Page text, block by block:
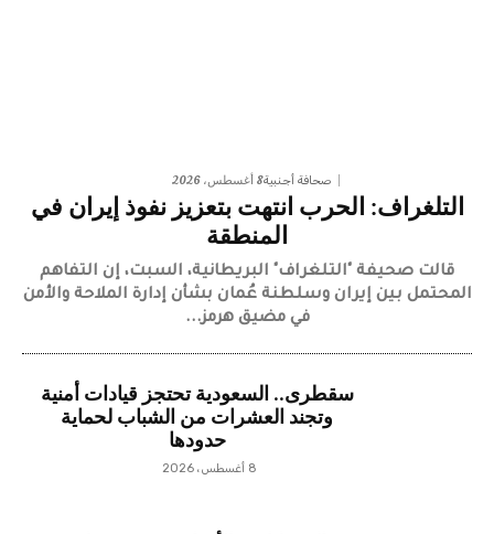
صحافة أجنبية8 أغسطس، 2026
التلغراف: الحرب انتهت بتعزيز نفوذ إيران في
المنطقة
قالت صحيفة "التلغراف" البريطانية، السبت، إن التفاهم
المحتمل بين إيران وسلطنة عُمان بشأن إدارة الملاحة والأمن
في مضيق هرمز...
سقطرى.. السعودية تحتجز قيادات أمنية
وتجند العشرات من الشباب لحماية
حدودها
8 أغسطس، 2026